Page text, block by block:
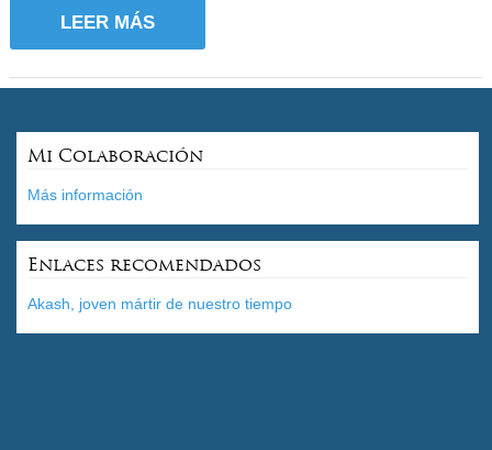
LEER MÁS
Mi Colaboración
Más información
Enlaces recomendados
Akash, joven mártir de nuestro tiempo